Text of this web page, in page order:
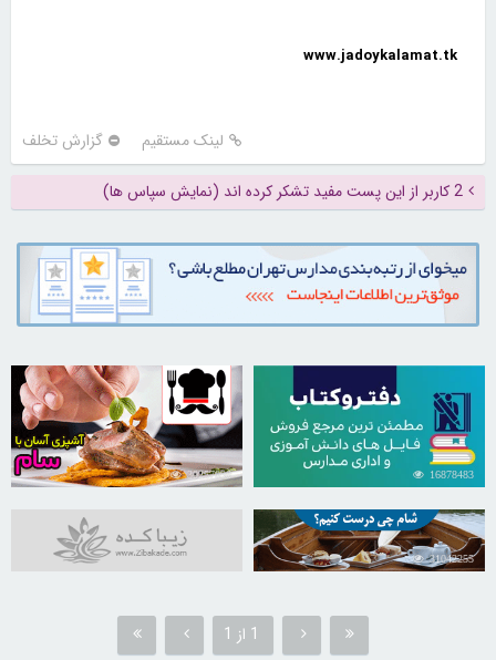
www.jadoykalamat.tk
لینک مستقیم گزارش تخلف
2 کاربر از این پست مفید تشکر کرده اند (نمایش سپاس ها)
16878483
30257098
31042255
1 از 1